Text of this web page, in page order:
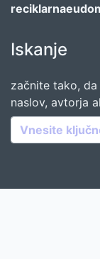
Iskanje
začnite tako,
naslov, avtorja